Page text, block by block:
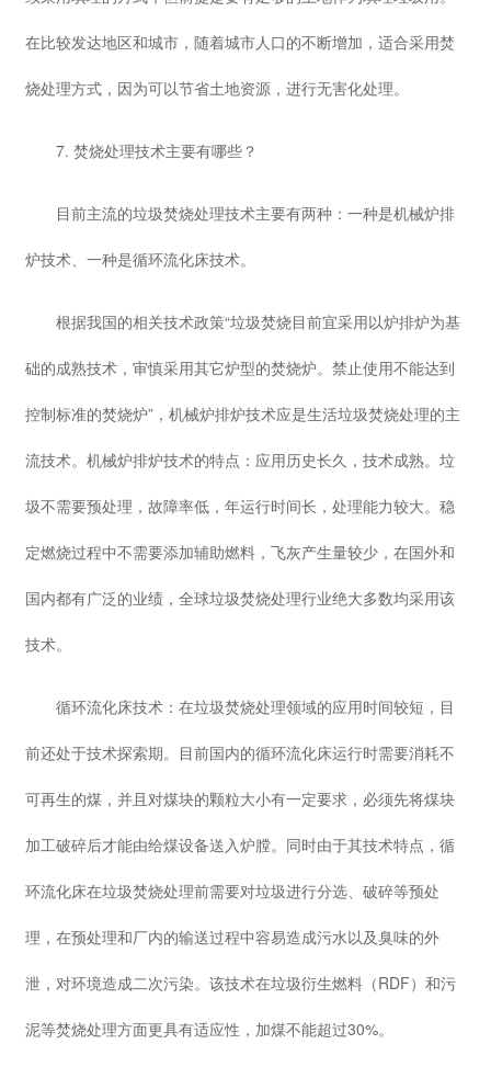
在比较发达地区和城市，随着城市人口的不断增加，适合采用焚
烧处理方式，因为可以节省土地资源，进行无害化处理。
7. 焚烧处理技术主要有哪些？
目前主流的垃圾焚烧处理技术主要有两种：一种是机械炉排
炉技术、一种是循环流化床技术。
根据我国的相关技术政策“垃圾焚烧目前宜采用以炉排炉为基
础的成熟技术，审慎采用其它炉型的焚烧炉。禁止使用不能达到
控制标准的焚烧炉”，机械炉排炉技术应是生活垃圾焚烧处理的主
流技术。机械炉排炉技术的特点：应用历史长久，技术成熟。垃
圾不需要预处理，故障率低，年运行时间长，处理能力较大。稳
定燃烧过程中不需要添加辅助燃料，飞灰产生量较少，在国外和
国内都有广泛的业绩，全球垃圾焚烧处理行业绝大多数均采用该
技术。
循环流化床技术：在垃圾焚烧处理领域的应用时间较短，目
前还处于技术探索期。目前国内的循环流化床运行时需要消耗不
可再生的煤，并且对煤块的颗粒大小有一定要求，必须先将煤块
加工破碎后才能由给煤设备送入炉膛。同时由于其技术特点，循
环流化床在垃圾焚烧处理前需要对垃圾进行分选、破碎等预处
理，在预处理和厂内的输送过程中容易造成污水以及臭味的外
泄，对环境造成二次污染。该技术在垃圾衍生燃料（RDF）和污
泥等焚烧处理方面更具有适应性，加煤不能超过30%。